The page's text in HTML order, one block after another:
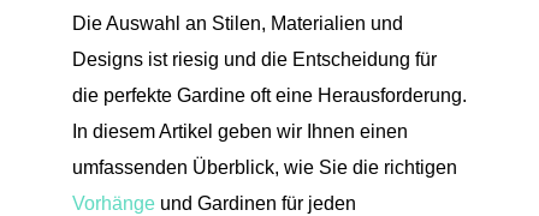
Die Auswahl an Stilen, Materialien und
Designs ist riesig und die Entscheidung für
die perfekte Gardine oft eine Herausforderung.
In diesem Artikel geben wir Ihnen einen
umfassenden Überblick, wie Sie die richtigen
Vorhängeund Gardinen für jeden